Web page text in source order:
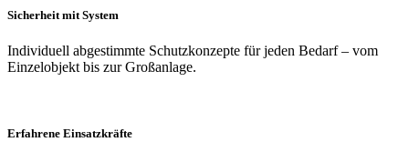
Sicherheit mit System
Individuell abgestimmte Schutzkonzepte für jeden Bedarf – vom
Einzelobjekt bis zur Großanlage.
Erfahrene Einsatzkräfte